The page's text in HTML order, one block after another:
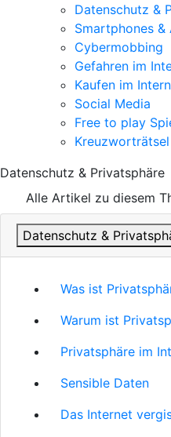
Datenschutz &
Smartphones &
Cybermobbing
Gefahren im
Kaufen im
Social Media
Free to play
Kreuzworträtsel
Datenschutz & Privatsphäre
Alle Artikel zu diesem
Datenschutz &
Was ist
Warum ist
Privatsphäre im
Sensible Daten
Das Internet